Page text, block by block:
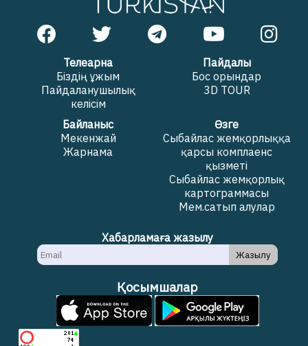
Телеарна
Біздің ұжым
Пайдаланушылық
келісім
Пайдалы
Бос орындар
3D TOUR
Байланыс
Мекенжай
Жарнама
Өзге
Сыбайлас жемқорлыққа
қарсы комплаенс
қызметі
Сыбайлас жемқорлық
картограммасы
Мем.сатып алулар
Хабарламаға жазылу
Жазылу
Қосымшалар